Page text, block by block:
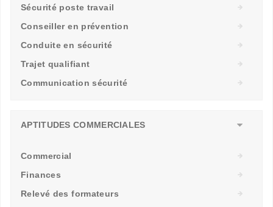
Sécurité poste travail
Conseiller en prévention
Conduite en sécurité
Trajet qualifiant
Communication sécurité
APTITUDES COMMERCIALES
Commercial
Finances
Relevé des formateurs